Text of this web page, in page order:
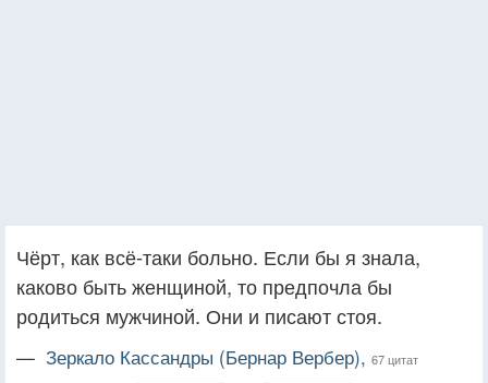
Чёрт, как всё-таки больно. Если бы я знала,
каково быть женщиной, то предпочла бы
родиться мужчиной. Они и писают стоя.
— Зеркало Кассандры (Бернар Вербер), 67 цитат